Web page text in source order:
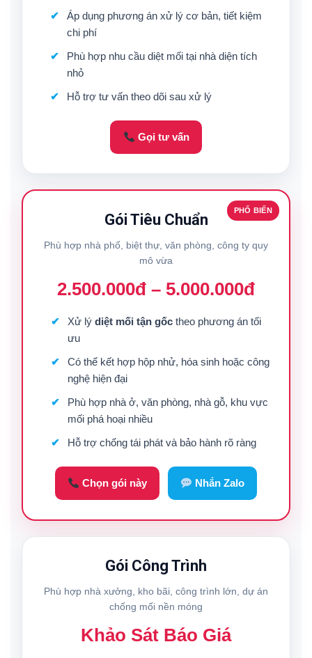
Áp dụng phương án xử lý cơ bản, tiết kiệm
chi phí
Phù hợp nhu cầu diệt mối tại nhà diện tích
nhỏ
Hỗ trợ tư vấn theo dõi sau xử lý
Gọi tư vấn
PHỔ BIẾN
Gói Tiêu Chuẩn
Phù hợp nhà phố, biệt thự, văn phòng, công ty quy
mô vừa
2.500.000đ – 5.000.000đ
Xử lý diệt mối tận gốctheo phương án tối
ưu
Có thể kết hợp hộp nhử, hóa sinh hoặc công
nghệ hiện đại
Phù hợp nhà ở, văn phòng, nhà gỗ, khu vực
mối phá hoại nhiều
Hỗ trợ chống tái phát và bảo hành rõ ràng
Chọn gói này Nhắn Zalo
Gói Công Trình
Phù hợp nhà xưởng, kho bãi, công trình lớn, dự án
chống mối nền móng
Khảo Sát Báo Giá